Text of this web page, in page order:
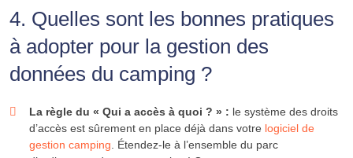
4. Quelles sont les bonnes pratiques
à adopter pour la gestion des
données du camping ?
La règle du « Qui a accès à quoi ? » : le système des droits
d’accès est sûrement en place déjà dans votre logiciel de
gestion camping . Étendez-le à l’ensemble du parc